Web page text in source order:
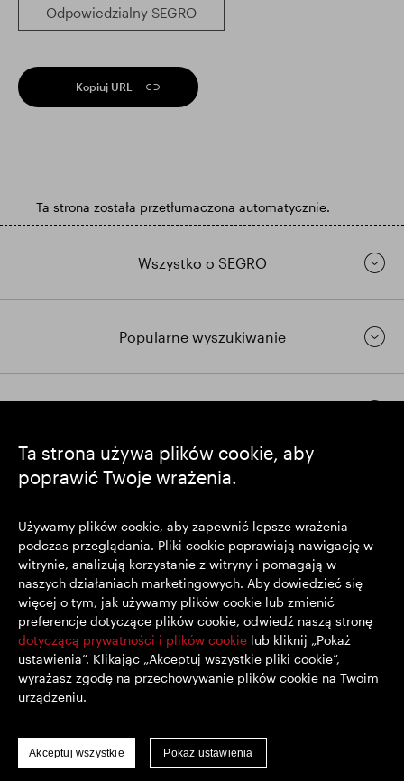
Ta strona używa plików cookie, aby
poprawić Twoje wrażenia.
Używamy plików cookie, aby zapewnić lepsze wrażenia
podczas przeglądania. Pliki cookie poprawiają nawigację w
witrynie, analizują korzystanie z witryny i pomagają w
naszych działaniach marketingowych. Aby dowiedzieć się
więcej o tym, jak używamy plików cookie lub zmienić
preferencje dotyczące plików cookie, odwiedź naszą stronę
dotyczącą prywatności i plików cookie lub kliknij „Pokaż
ustawienia”. Klikając „Akceptuj wszystkie pliki cookie”,
wyrażasz zgodę na przechowywanie plików cookie na Twoim
urządzeniu.
Akceptuj wszystkie Pokaż ustawienia
Odpowiedzialny SEGRO
Kopiuj URL
Ta strona została przetłumaczona automatycznie.
Wszystko o SEGRO
Popularne wyszukiwanie
https://www.linkedin.com/
https://www.youtube.com/
SEGRO plc
Siedziba: 1 New Burlington Place, Londyn W1S 2HR
Zarejestrowana w Wielkiej Brytanii pod nr 167591
Miejsce rejestracji: Anglia i Walia
© SEGRO 2022
Wyłączenie Odpowiedzialności
Polityka prywatności
Polityka plików cookie